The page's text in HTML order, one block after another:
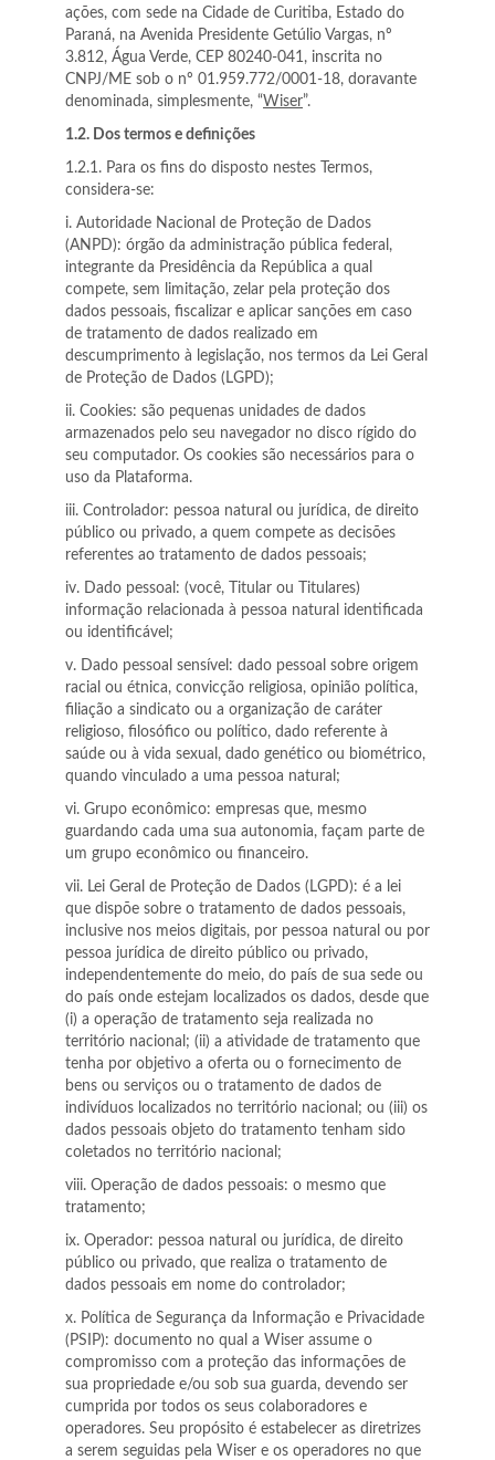
ações, com sede na Cidade de Curitiba, Estado do
Paraná, na Avenida Presidente Getúlio Vargas, nº
3.812, Água Verde, CEP 80240-041, inscrita no
CNPJ/ME sob o nº 01.959.772/0001-18, doravante
denominada, simplesmente, “Wiser”.
1.2. Dos termos e definições
1.2.1. Para os fins do disposto nestes Termos,
considera-se:
i. Autoridade Nacional de Proteção de Dados
(ANPD): órgão da administração pública federal,
integrante da Presidência da República a qual
compete, sem limitação, zelar pela proteção dos
dados pessoais, fiscalizar e aplicar sanções em caso
de tratamento de dados realizado em
descumprimento à legislação, nos termos da Lei Geral
de Proteção de Dados (LGPD);
ii. Cookies: são pequenas unidades de dados
armazenados pelo seu navegador no disco rígido do
seu computador. Os cookies são necessários para o
uso da Plataforma.
iii. Controlador: pessoa natural ou jurídica, de direito
público ou privado, a quem compete as decisões
referentes ao tratamento de dados pessoais;
iv. Dado pessoal: (você, Titular ou Titulares)
informação relacionada à pessoa natural identificada
ou identificável;
v. Dado pessoal sensível: dado pessoal sobre origem
racial ou étnica, convicção religiosa, opinião política,
filiação a sindicato ou a organização de caráter
religioso, filosófico ou político, dado referente à
saúde ou à vida sexual, dado genético ou biométrico,
quando vinculado a uma pessoa natural;
vi. Grupo econômico: empresas que, mesmo
guardando cada uma sua autonomia, façam parte de
um grupo econômico ou financeiro.
vii. Lei Geral de Proteção de Dados (LGPD): é a lei
que dispõe sobre o tratamento de dados pessoais,
inclusive nos meios digitais, por pessoa natural ou por
pessoa jurídica de direito público ou privado,
independentemente do meio, do país de sua sede ou
do país onde estejam localizados os dados, desde que
(i) a operação de tratamento seja realizada no
território nacional; (ii) a atividade de tratamento que
tenha por objetivo a oferta ou o fornecimento de
bens ou serviços ou o tratamento de dados de
indivíduos localizados no território nacional; ou (iii) os
dados pessoais objeto do tratamento tenham sido
coletados no território nacional;
viii. Operação de dados pessoais: o mesmo que
tratamento;
ix. Operador: pessoa natural ou jurídica, de direito
público ou privado, que realiza o tratamento de
dados pessoais em nome do controlador;
x. Política de Segurança da Informação e Privacidade
(PSIP): documento no qual a Wiser assume o
compromisso com a proteção das informações de
sua propriedade e/ou sob sua guarda, devendo ser
cumprida por todos os seus colaboradores e
operadores. Seu propósito é estabelecer as diretrizes
a serem seguidas pela Wiser e os operadores no que